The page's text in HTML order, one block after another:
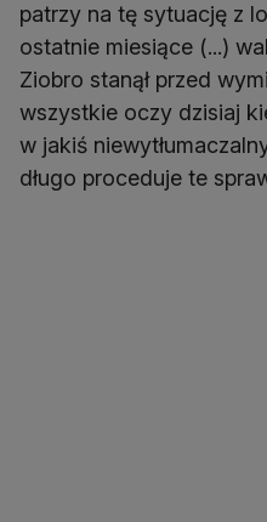
patrzy na tę sytuację z
ostatnie miesiące (...)
Ziobro stanął przed
wszystkie oczy dzisiaj
w jakiś
długo proceduje te